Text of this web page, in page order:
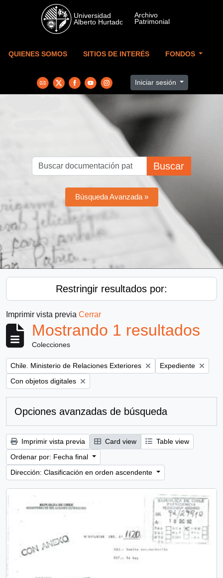
Skip to main content
QUIENES SOMOS SITIOS DE INTERÉS FONDOS
Iniciar sesión
Buscar
Búsqueda Avanzada »
Restringir resultados por:
Imprimir vista previa Cerrar
Mostrando 1 resultados
Colecciones
Remove filter:
Chile. Ministerio de Relaciones Exteriores Remove filter:
Expediente
Remove filter:
Con objetos digitales
Opciones avanzadas de búsqueda
Imprimir vista previa Card view
Table view
Ordenar por: Fecha final
Dirección: Clasificación en orden ascendente